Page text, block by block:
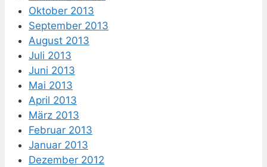
Oktober 2013
September 2013
August 2013
Juli 2013
Juni 2013
Mai 2013
April 2013
März 2013
Februar 2013
Januar 2013
Dezember 2012